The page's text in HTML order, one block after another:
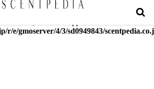
Key of size 18 not supported by this
r/e/gmoserver/4/3/sd0949843/